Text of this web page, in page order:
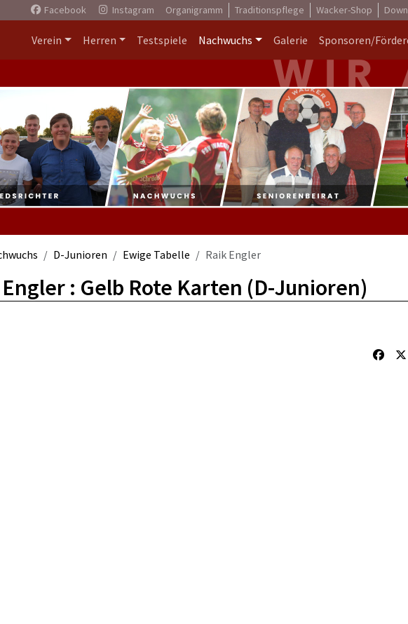
Facebook Instagram Organigramm Traditionspflege Wacker-Shop
Verein Herren Testspiele Nachwuchs Galerie Sponsoren/
D-Junioren Ewige Tabelle Raik Engler
: Gelb Rote Karten (D-Junioren)